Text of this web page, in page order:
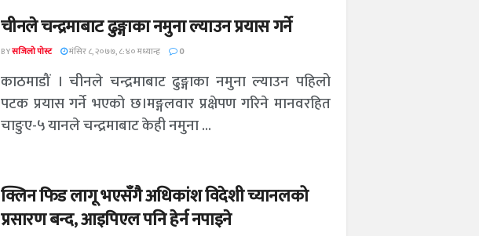
चीनले चन्द्रमाबाट ढुङ्गाका नमुना ल्याउन प्रयास गर्ने
BYसजिलो पोस्ट मंसिर ८, २०७७, ८:४० मध्यान्ह 0
काठमाडौं । चीनले चन्द्रमाबाट ढुङ्गाका नमुना ल्याउन पहिलो
पटक प्रयास गर्ने भएको छ।मङ्गलवार प्रक्षेपण गरिने मानवरहित
चाङुए-५ यानले चन्द्रमाबाट केही नमुना ...
क्लिन फिड लागू भएसँगै अधिकांश विदेशी च्यानलको
प्रसारण बन्द, आइपिएल पनि हेर्न नपाइने